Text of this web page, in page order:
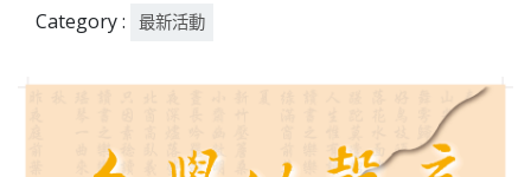
Category : 最新活動